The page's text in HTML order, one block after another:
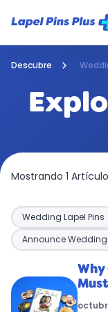
Descubre
Mostrando 1
Wedding Lapel Pins
Announce Wedding
Why